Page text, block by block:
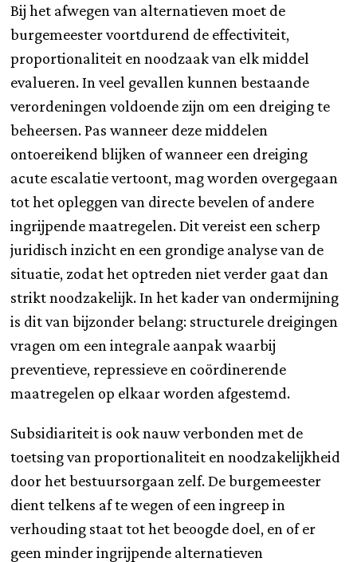
Bij het afwegen van alternatieven moet de
burgemeester voortdurend de effectiviteit,
proportionaliteit en noodzaak van elk middel
evalueren. In veel gevallen kunnen bestaande
verordeningen voldoende zijn om een dreiging te
beheersen. Pas wanneer deze middelen
ontoereikend blijken of wanneer een dreiging
acute escalatie vertoont, mag worden overgegaan
tot het opleggen van directe bevelen of andere
ingrijpende maatregelen. Dit vereist een scherp
juridisch inzicht en een grondige analyse van de
situatie, zodat het optreden niet verder gaat dan
strikt noodzakelijk. In het kader van ondermijning
is dit van bijzonder belang: structurele dreigingen
vragen om een integrale aanpak waarbij
preventieve, repressieve en coördinerende
maatregelen op elkaar worden afgestemd.
Subsidiariteit is ook nauw verbonden met de
toetsing van proportionaliteit en noodzakelijkheid
door het bestuursorgaan zelf. De burgemeester
dient telkens af te wegen of een ingreep in
verhouding staat tot het beoogde doel, en of er
geen minder ingrijpende alternatieven